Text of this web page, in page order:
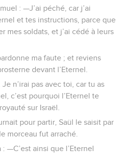
: —J’ai péché, car j’ai
et tes instructions, parce que
mes soldats, et j’ai cédé à leurs
ma faute ; et reviens
devant l’Eternel.
n’irai pas avec toi, car tu as
c’est pourquoi l’Eternel te
sur Israël.
pour partir, Saül le saisit par
morceau fut arraché.
—C’est ainsi que l’Eternel